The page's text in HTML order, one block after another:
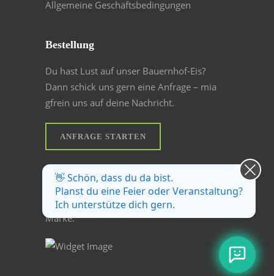
Allgemeine Geschäftsbedingungen
Bestellung
Du hast Lust auf unser Bauernhof-Eis?
Dann schick uns gern eine Anfrage – mia
gfrein uns auf deine Nachricht.
ANFRAGE STARTEN
Echt regional
Wir sind stolzes Mitglied der regionalen
Marke:
👋 Schön, dass du da bist.
Planst du eine Feier oder Veranstaltung?
Ich unterstütze dich gern.